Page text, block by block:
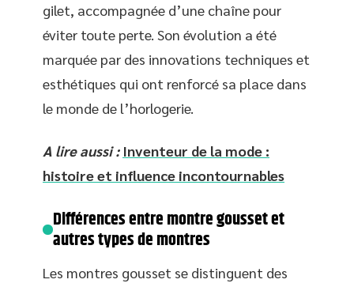
gilet, accompagnée d’une chaîne pour
éviter toute perte. Son évolution a été
marquée par des innovations techniques et
esthétiques qui ont renforcé sa place dans
le monde de l’horlogerie.
A lire aussi : Inventeur de la mode :
histoire et influence incontournables
Différences entre montre gousset et
autres types de montres
Les montres gousset se distinguent des